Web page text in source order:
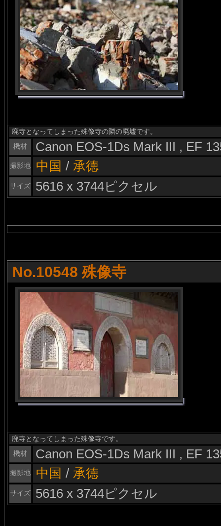
廃寺となってしまった殊像寺の隣の廃墟です。
機材
Canon EOS-1Ds Mark III , EF
撮影地 中国 / 承徳
サイズ 5616 x 3744ピクセル
No.10548 殊像寺
廃寺となってしまった殊像寺です。
機材
Canon EOS-1Ds Mark III , EF
撮影地 中国 / 承徳
サイズ 5616 x 3744ピクセル